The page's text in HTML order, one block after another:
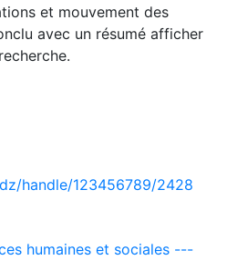
et mouvement des
avec un résumé afficher
handle/123456789/2428
humaines et sociales ---